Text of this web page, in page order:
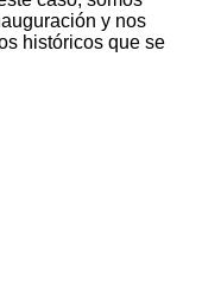
y nos
históricos que se